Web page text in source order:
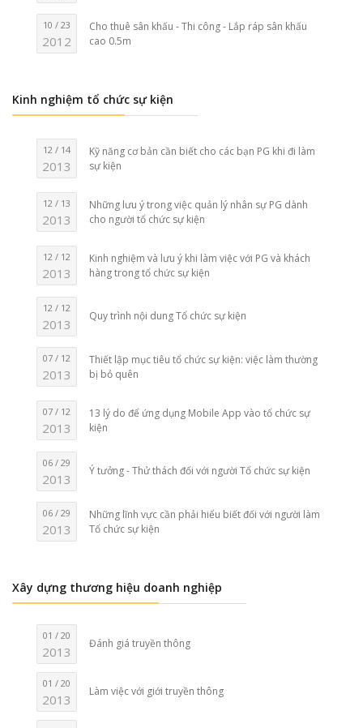
10 / 23
2012
Cho thuê sân khấu - Thi công - Lắp ráp sân khấu
cao 0.5m
Kinh nghiệm tổ chức sự kiện
12 / 14
2013
Kỹ năng cơ bản cần biết cho các bạn PG khi đi làm
sự kiện
12 / 13
2013
Những lưu ý trong việc quản lý nhân sự PG dành
cho người tổ chức sự kiện
12 / 12
2013
Kinh nghiệm và lưu ý khi làm việc với PG và khách
hàng trong tổ chức sự kiện
12 / 12
2013 Quy trình nội dung Tổ chức sự kiện
07 / 12
2013
Thiết lập mục tiêu tổ chức sự kiện: việc làm thường
bị bỏ quên
07 / 12
2013
13 lý do để ứng dụng Mobile App vào tổ chức sự
kiện
06 / 29
2013 Ý tưởng - Thử thách đối với người Tổ chức sự kiện
06 / 29
2013
Những lĩnh vực cần phải hiểu biết đối với người làm
Tổ chức sự kiện
Xây dựng thương hiệu doanh nghiệp
01 / 20
2013 Đánh giá truyền thông
01 / 20
2013 Làm việc với giới truyền thông